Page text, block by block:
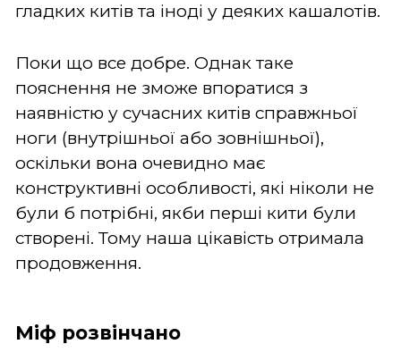
гладких китів та іноді у деяких кашалотів.
Поки що все добре. Однак таке
пояснення не зможе впоратися з
наявністю у сучасних китів справжньої
ноги (внутрішньої або зовнішньої),
оскільки вона очевидно має
конструктивні особливості, які ніколи не
були б потрібні, якби перші кити були
створені. Тому наша цікавість отримала
продовження.
Міф розвінчано